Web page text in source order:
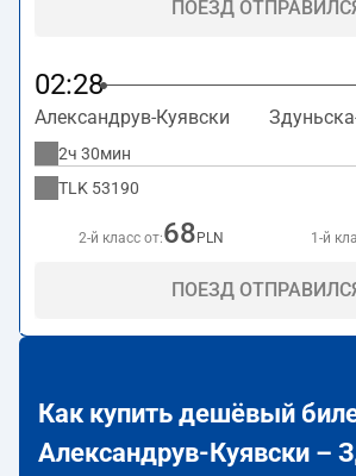
ПОЕЗД
02:28
Александрув-Куявски
2ч 30мин
TLK 53190
2-й класс от:68 PLN 1-й
ПОЕЗД
Как купить дешёвый
Александрув-Куявски –